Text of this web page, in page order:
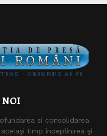
NOI
si consolidarea
timp îndeplinirea şi